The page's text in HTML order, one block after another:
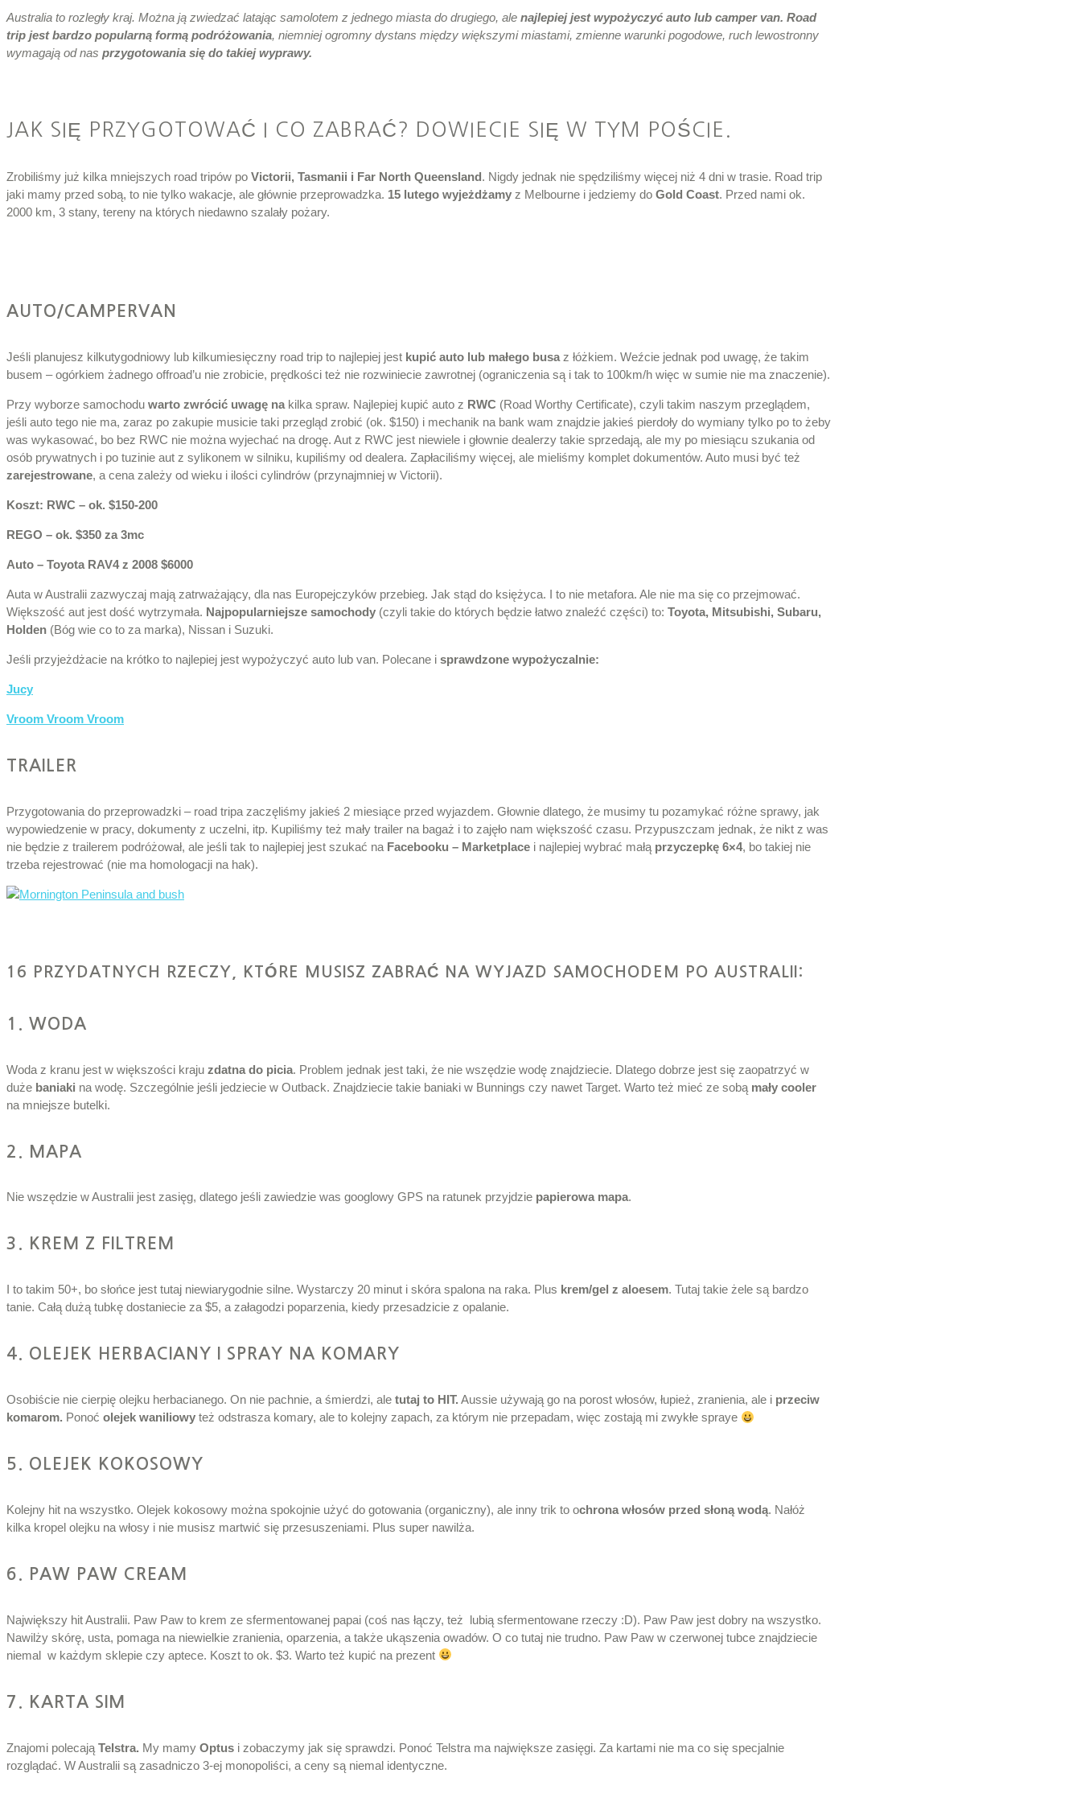
Australia to rozległy kraj. Można ją zwiedzać latając samolotem z jednego miasta do drugiego, ale najlepiej jest wypożyczyć auto lub camper van. Road
trip jest bardzo popularną formą podróżowania, niemniej ogromny dystans między większymi miastami, zmienne warunki pogodowe, ruch lewostronny
wymagają od nas przygotowania się do takiej wyprawy.
JAK SIĘ PRZYGOTOWAĆ I CO ZABRAĆ? DOWIECIE SIĘ W TYM POŚCIE.
Zrobiliśmy już kilka mniejszych road tripów po Victorii, Tasmanii i Far North Queensland. Nigdy jednak nie spędziliśmy więcej niż 4 dni w trasie. Road trip
jaki mamy przed sobą, to nie tylko wakacje, ale głównie przeprowadzka. 15 lutego wyjeżdżamy z Melbourne i jedziemy do Gold Coast. Przed nami ok.
2000 km, 3 stany, tereny na których niedawno szalały pożary.
AUTO/CAMPERVAN
Jeśli planujesz kilkutygodniowy lub kilkumiesięczny road trip to najlepiej jest kupić auto lub małego busa z łóżkiem. Weźcie jednak pod uwagę, że takim
busem – ogórkiem żadnego offroad’u nie zrobicie, prędkości też nie rozwiniecie zawrotnej (ograniczenia są i tak to 100km/h więc w sumie nie ma znaczenie).
Przy wyborze samochodu warto zwrócić uwagę na kilka spraw. Najlepiej kupić auto z RWC (Road Worthy Certificate), czyli takim naszym przeglądem,
jeśli auto tego nie ma, zaraz po zakupie musicie taki przegląd zrobić (ok. $150) i mechanik na bank wam znajdzie jakieś pierdoły do wymiany tylko po to żeby
was wykasować, bo bez RWC nie można wyjechać na drogę. Aut z RWC jest niewiele i głownie dealerzy takie sprzedają, ale my po miesiącu szukania od
osób prywatnych i po tuzinie aut z sylikonem w silniku, kupiliśmy od dealera. Zapłaciliśmy więcej, ale mieliśmy komplet dokumentów. Auto musi być też
zarejestrowane, a cena zależy od wieku i ilości cylindrów (przynajmniej w Victorii).
Koszt: RWC – ok. $150-200
REGO – ok. $350 za 3mc
Auto – Toyota RAV4 z 2008 $6000
Auta w Australii zazwyczaj mają zatrważający, dla nas Europejczyków przebieg. Jak stąd do księżyca. I to nie metafora. Ale nie ma się co przejmować.
Większość aut jest dość wytrzymała. Najpopularniejsze samochody (czyli takie do których będzie łatwo znaleźć części) to: Toyota, Mitsubishi, Subaru,
Holden (Bóg wie co to za marka), Nissan i Suzuki.
Jeśli przyjeżdżacie na krótko to najlepiej jest wypożyczyć auto lub van. Polecane i sprawdzone wypożyczalnie:
Jucy
Vroom Vroom Vroom
TRAILER
Przygotowania do przeprowadzki – road tripa zaczęliśmy jakieś 2 miesiące przed wyjazdem. Głownie dlatego, że musimy tu pozamykać różne sprawy, jak
wypowiedzenie w pracy, dokumenty z uczelni, itp. Kupiliśmy też mały trailer na bagaż i to zajęło nam większość czasu. Przypuszczam jednak, że nikt z was
nie będzie z trailerem podróżował, ale jeśli tak to najlepiej jest szukać na Facebooku – Marketplace i najlepiej wybrać małą przyczepkę 6×4, bo takiej nie
trzeba rejestrować (nie ma homologacji na hak).
16 PRZYDATNYCH RZECZY, KTÓRE MUSISZ ZABRAĆ NA WYJAZD SAMOCHODEM PO AUSTRALII:
1. WODA
Woda z kranu jest w większości kraju zdatna do picia. Problem jednak jest taki, że nie wszędzie wodę znajdziecie. Dlatego dobrze jest się zaopatrzyć w
duże baniaki na wodę. Szczególnie jeśli jedziecie w Outback. Znajdziecie takie baniaki w Bunnings czy nawet Target. Warto też mieć ze sobą mały cooler
na mniejsze butelki.
2. MAPA
Nie wszędzie w Australii jest zasięg, dlatego jeśli zawiedzie was googlowy GPS na ratunek przyjdzie papierowa mapa.
3. KREM Z FILTREM
I to takim 50+, bo słońce jest tutaj niewiarygodnie silne. Wystarczy 20 minut i skóra spalona na raka. Plus krem/gel z aloesem. Tutaj takie żele są bardzo
tanie. Całą dużą tubkę dostaniecie za $5, a załagodzi poparzenia, kiedy przesadzicie z opalanie.
4. OLEJEK HERBACIANY I SPRAY NA KOMARY
Osobiście nie cierpię olejku herbacianego. On nie pachnie, a śmierdzi, ale tutaj to HIT. Aussie używają go na porost włosów, łupież, zranienia, ale i przeciw
komarom. Ponoć olejek waniliowy też odstrasza komary, ale to kolejny zapach, za którym nie przepadam, więc zostają mi zwykłe spraye
5. OLEJEK KOKOSOWY
Kolejny hit na wszystko. Olejek kokosowy można spokojnie użyć do gotowania (organiczny), ale inny trik to ochrona włosów przed słoną wodą. Nałóż
kilka kropel olejku na włosy i nie musisz martwić się przesuszeniami. Plus super nawilża.
6. PAW PAW CREAM
Największy hit Australii. Paw Paw to krem ze sfermentowanej papai (coś nas łączy, też lubią sfermentowane rzeczy :D). Paw Paw jest dobry na wszystko.
Nawilży skórę, usta, pomaga na niewielkie zranienia, oparzenia, a także ukąszenia owadów. O co tutaj nie trudno. Paw Paw w czerwonej tubce znajdziecie
niemal w każdym sklepie czy aptece. Koszt to ok. $3. Warto też kupić na prezent
7. KARTA SIM
Znajomi polecają Telstra. My mamy Optus i zobaczymy jak się sprawdzi. Ponoć Telstra ma największe zasięgi. Za kartami nie ma co się specjalnie
rozglądać. W Australii są zasadniczo 3-ej monopoliści, a ceny są niemal identyczne.